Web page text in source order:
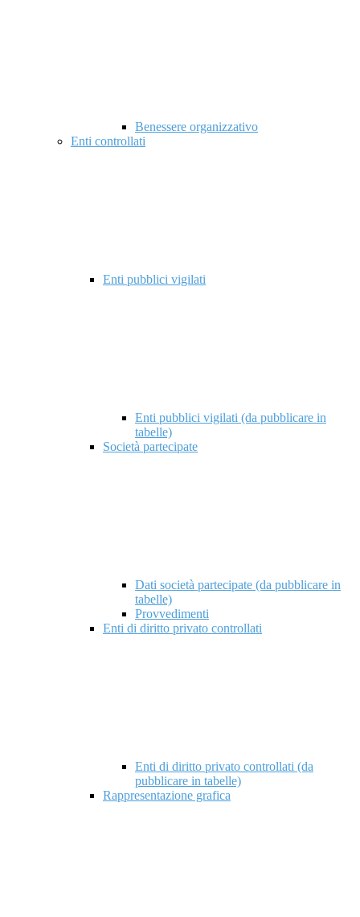
Benessere organizzativo
Enti controllati
Enti pubblici vigilati
Enti pubblici vigilati (da pubblicare in
tabelle)
Società partecipate
Dati società partecipate (da pubblicare in
tabelle)
Provvedimenti
Enti di diritto privato controllati
Enti di diritto privato controllati (da
pubblicare in tabelle)
Rappresentazione grafica